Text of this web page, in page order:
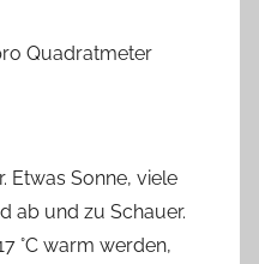
Quadratmeter
Etwas Sonne, viele
ab und zu Schauer.
°C warm werden,